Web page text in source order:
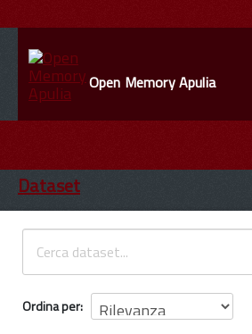
Open Memory Apulia
ENTI
INFORMAZIONI
Dataset
Ordina per